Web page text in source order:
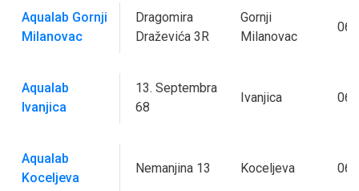
Aqualab Gornji
Milanovac
Dragomira
Draževića 3R
Gornji
Milanovac
Aqualab
Ivanjica
13. Septembra
68
Ivanjica
Aqualab
Koceljeva
Nemanjina 13 Koceljeva